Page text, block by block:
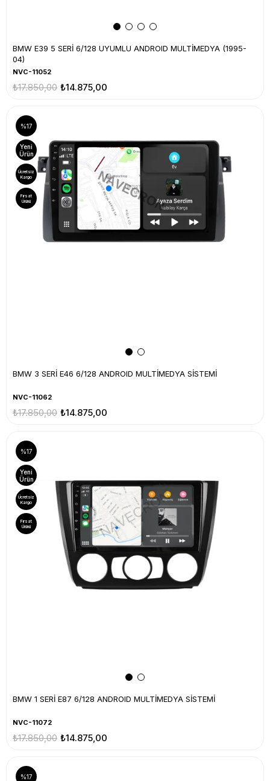
BMW E39 5 SERİ 6/128 UYUMLU ANDROID MULTİMEDYA (1995-
04)
NVC-11052
₺14.875,00
₺17.850,00
BMW 3 SERİ E46 6/128 ANDROID MULTİMEDYA SİSTEMİ
NVC-11062
₺14.875,00
₺17.850,00
%17
Yeni
Ürün
Ücretsiz
Kargo
Fırsat
Ürünü
BMW 1 SERİ E87 6/128 ANDROID MULTİMEDYA SİSTEMİ
NVC-11072
₺14.875,00
₺17.850,00
%17
Yeni
Ürün
Ücretsiz
Kargo
Fırsat
Ürünü
%17